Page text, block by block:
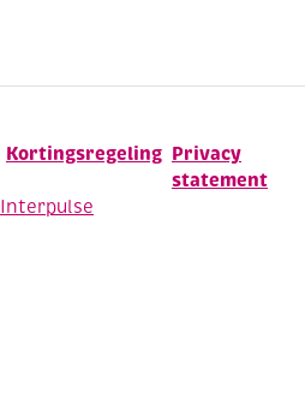
Kortingsregeling Privacy
statement
Interpulse